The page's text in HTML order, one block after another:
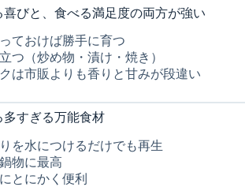
びと、食べる満足度の両方が強い
ておけば勝手に育つ
つ（炒め物・漬け・焼き）
は市販よりも香りと甘みが段違い
すぎる万能食材
を水につけるだけでも再生
物に最高
とにかく便利